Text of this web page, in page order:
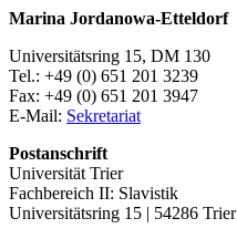
Marina Jordanowa-Etteldorf
Universitätsring 15, DM 130
Tel.: +49 (0) 651 201 3239
Fax: +49 (0) 651 201 3947
E-Mail: Sekretariat
Postanschrift
Universität Trier
Fachbereich II: Slavistik
Universitätsring 15 | 54286 Trier